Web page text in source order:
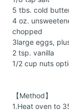
5 tbs. cold
4 oz.
chopped
3large eggs,
2 tsp. vanilla
1/2 cup nuts
【Method】
1.Heat oven to